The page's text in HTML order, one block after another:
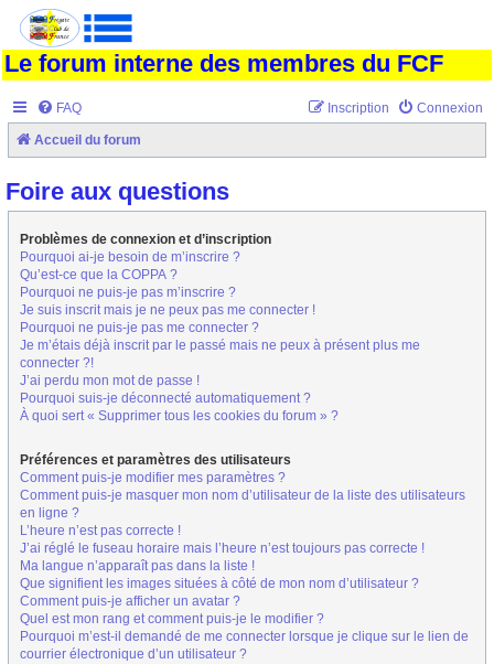
Le forum interne des membres du FCF
FAQ Connexion
Inscription
Accueil du forum
Foire aux questions
Problèmes de connexion et d’inscription
Pourquoi ai-je besoin de m’inscrire ?
Qu’est-ce que la COPPA ?
Pourquoi ne puis-je pas m’inscrire ?
Je suis inscrit mais je ne peux pas me connecter !
Pourquoi ne puis-je pas me connecter ?
Je m’étais déjà inscrit par le passé mais ne peux à présent plus me
connecter ?!
J’ai perdu mon mot de passe !
Pourquoi suis-je déconnecté automatiquement ?
À quoi sert « Supprimer tous les cookies du forum » ?
Préférences et paramètres des utilisateurs
Comment puis-je modifier mes paramètres ?
Comment puis-je masquer mon nom d’utilisateur de la liste des utilisateurs
en ligne ?
L’heure n’est pas correcte !
J’ai réglé le fuseau horaire mais l’heure n’est toujours pas correcte !
Ma langue n’apparaît pas dans la liste !
Que signifient les images situées à côté de mon nom d’utilisateur ?
Comment puis-je afficher un avatar ?
Quel est mon rang et comment puis-je le modifier ?
Pourquoi m’est-il demandé de me connecter lorsque je clique sur le lien de
courrier électronique d’un utilisateur ?